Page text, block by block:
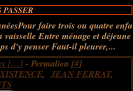
faire trois ou quatre enfa
Entre ménage et déjeune
d'y penser Faut-il pleurer,...
[…]- Permalien [#]
,JEAN FERRAT,